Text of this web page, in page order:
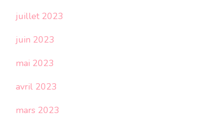
juillet 2023
juin 2023
mai 2023
avril 2023
mars 2023